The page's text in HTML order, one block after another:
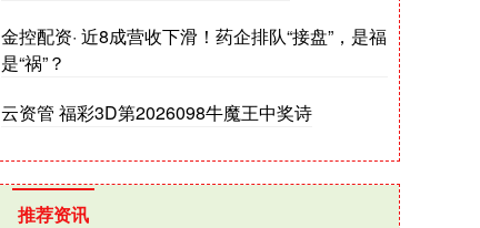
金控配资· 近8成营收下滑！药企排队“接盘”，是福
是“祸”？
云资管 福彩3D第2026098牛魔王中奖诗
推荐资讯